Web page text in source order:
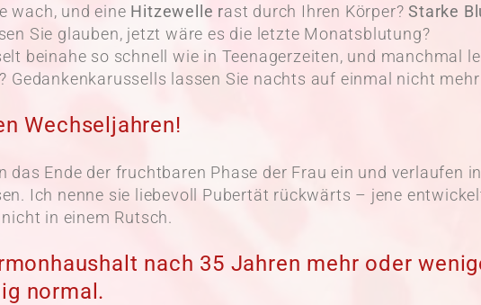
wach, und eine Hitzewelle rast durch Ihren Körper?Starke
Sie glauben, jetzt wäre es die letzte Monatsblutung?
beinahe so schnell wie in Teenagerzeiten, und manchmal
Gedankenkarussells lassen Sie nachts auf einmal nicht
Wechseljahren!
das Ende der fruchtbaren Phase der Frau ein und verlaufen
Ich nenne sie liebevoll Pubertät rückwärts – jene
in einem Rutsch.
nach 35 Jahren mehr oder
normal.